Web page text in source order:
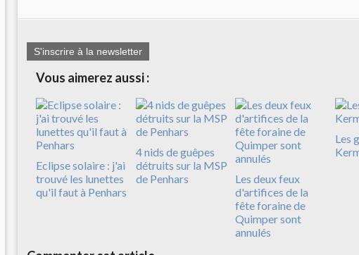
S'inscrire à la newsletter
Vous aimerez aussi :
Eclipse solaire : j'ai
trouvé les lunettes
qu'il faut à Penhars
4 nids de guêpes
détruits sur la MSP
de Penhars
Les deux feux
d'artifices de la
fête foraine de
Quimper sont
annulés
Les